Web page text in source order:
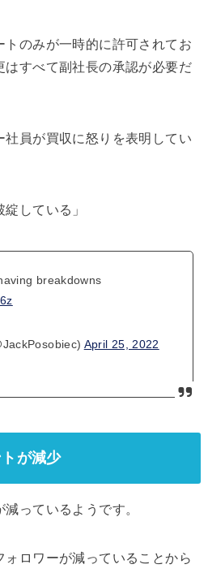
トのみが一時的に許可されてお
はすべて副社長の承認が必要だ
社員が買収に怒りを表明してい
綻している」
breakdowns
April 25, 2022
が減少
っているようです。
ォロワーが減っていることから